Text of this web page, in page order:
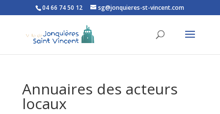
Ouvrir la barre d’outils
04 66 74 50 12 sg@jonquieres-st-vincent.com
Annuaires des acteurs
locaux